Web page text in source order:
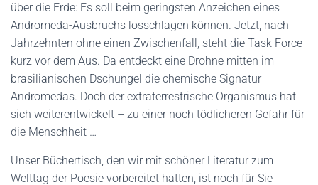
über die Erde: Es soll beim geringsten Anzeichen eines
Andromeda-Ausbruchs losschlagen können. Jetzt, nach
Jahrzehnten ohne einen Zwischenfall, steht die Task Force
kurz vor dem Aus. Da entdeckt eine Drohne mitten im
brasilianischen Dschungel die chemische Signatur
Andromedas. Doch der extraterrestrische Organismus hat
sich weiterentwickelt – zu einer noch tödlicheren Gefahr für
die Menschheit …
Unser Büchertisch, den wir mit schöner Literatur zum
Welttag der Poesie vorbereitet hatten, ist noch für Sie